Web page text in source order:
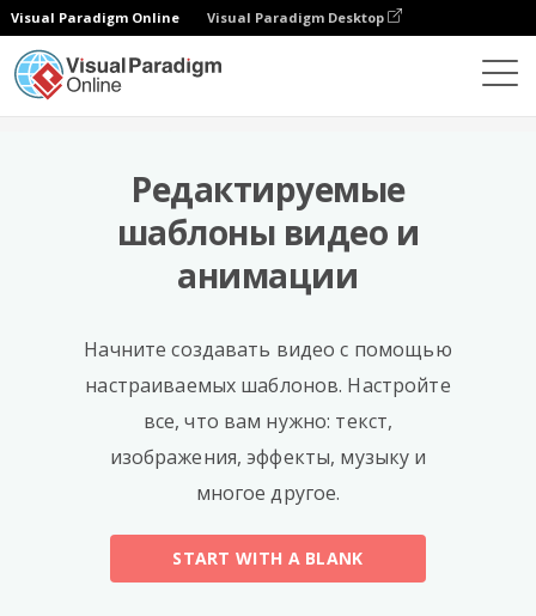
Visual Paradigm Online Visual Paradigm Desktop
Редактируемые
шаблоны видео и
анимации
Начните создавать видео с помощью
настраиваемых шаблонов. Настройте
все, что вам нужно: текст,
изображения, эффекты, музыку и
многое другое.
START WITH A BLANK